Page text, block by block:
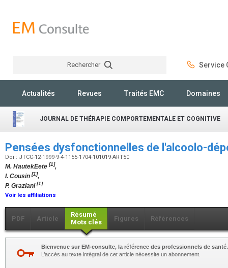
Rechercher Service
Actualités Revues Traités EMC Domaines
JOURNAL DE THÉRAPIE COMPORTEMENTALE ET COGNITIVE
Pensées dysfonctionnelles de l'alcoolo-
Doi : JTCC-12-1999-9-4-1155-1704-101019-ART50
M. HautekEete [1],
I. Cousin [1],
P. Graziani[1]
Voir les affiliations
PDF Article
Résumé
Mots clés
Figures Références
Bienvenue sur EM-consulte, la référence des professionnels de santé.
L’accès au texte intégral de cet article nécessite un abonnement.